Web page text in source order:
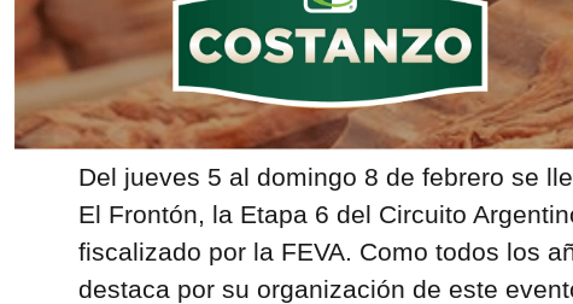
Del jueves 5 al domingo 8 de febrero se
El Frontón, la Etapa 6 del Circuito
fiscalizado por la FEVA. Como todos los
destaca por su organización de este